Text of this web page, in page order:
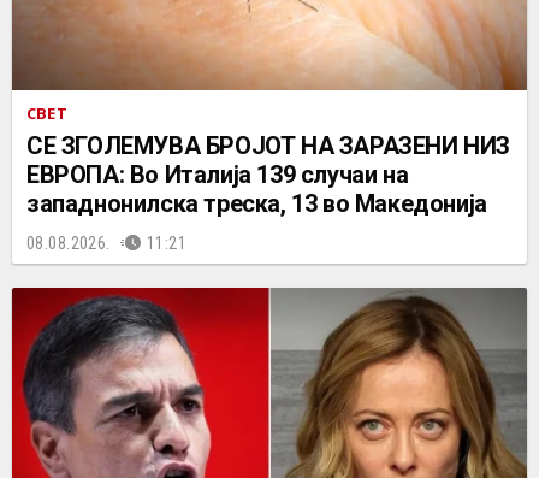
СВЕТ
СЕ ЗГОЛЕМУВА БРОЈОТ НА ЗАРАЗЕНИ НИЗ
ЕВРОПА: Во Италија 139 случаи на
западнонилска треска, 13 во Македонија
08.08.2026. 11:21